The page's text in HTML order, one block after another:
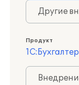
Другие
Продукт